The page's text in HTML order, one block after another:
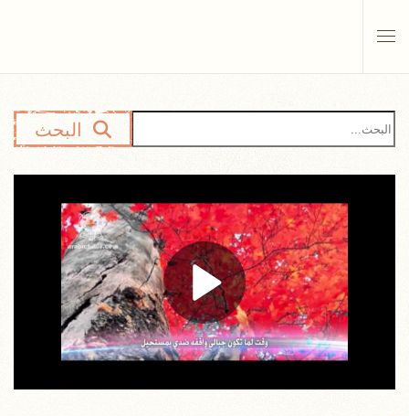
البحث